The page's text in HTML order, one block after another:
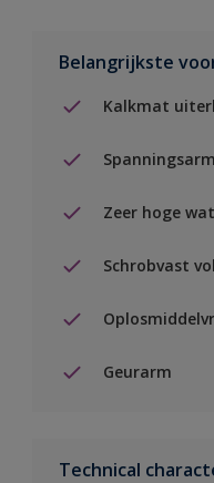
Belangrijkste
Kalkmat
Spanningsarm
Zeer hoge
Schrobvast
Geurarm
Technical